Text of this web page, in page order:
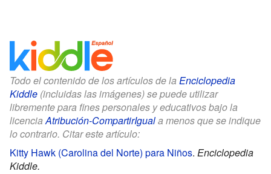
Todo el contenido de los artículos de la Enciclopedia
Kiddle (incluidas las imágenes) se puede utilizar
libremente para fines personales y educativos bajo la
licenciaAtribución-CompartirIguala menos que se indique
lo contrario. Citar este artículo:
Kitty Hawk (Carolina del Norte) para Niños. Enciclopedia
Kiddle.